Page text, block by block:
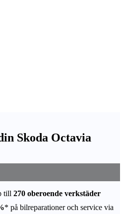
Skoda Octavia
till 270 oberoende verkstäder
* på bilreparationer och service via